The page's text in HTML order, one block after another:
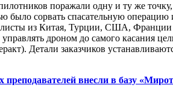
поражали одну и ту же
сорвать спасательную
из Китая, Турции, США,
дроном до самого касания
Детали заказчиков
внесли в базу